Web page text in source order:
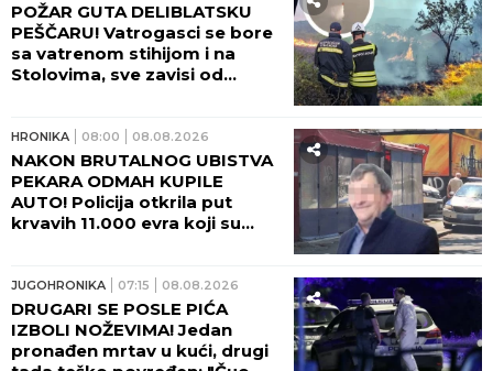
POŽAR GUTA DELIBLATSKU
PEŠČARU! Vatrogasci se bore
sa vatrenom stihijom i na
Stolovima, sve zavisi od
HRONIKA 08:00 08.08.2026
NAKON BRUTALNOG UBISTVA
PEKARA ODMAH KUPILE
AUTO! Policija otkrila put
krvavih 11.000 evra koji su
plen!
JUGOHRONIKA 07:15 08.08.2026
DRUGARI SE POSLE PIĆA
IZBOLI NOŽEVIMA! Jedan
pronađen mrtav u kući, drugi